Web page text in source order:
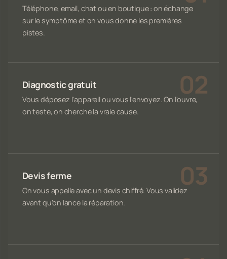
Téléphone, email, chat ou en boutique : on échange
sur le symptôme et on vous donne les premières
pistes.
Diagnostic gratuit
Vous déposez l'appareil ou vous l'envoyez. On l'ouvre,
on teste, on cherche la vraie cause.
Devis ferme
On vous appelle avec un devis chiffré. Vous validez
avant qu'on lance la réparation.